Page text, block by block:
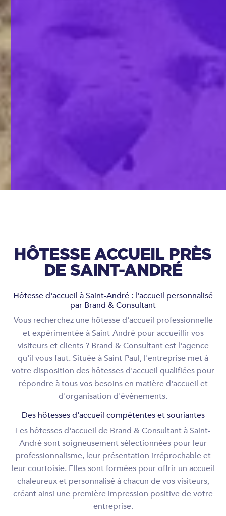
HÔTESSE ACCUEIL PRÈS
DE SAINT-ANDRÉ
Hôtesse d'accueil à Saint-André : l'accueil personnalisé
par Brand & Consultant
Vous recherchez une hôtesse d'accueil professionnelle
et expérimentée à Saint-André pour accueillir vos
visiteurs et clients ? Brand & Consultant est l'agence
qu'il vous faut. Située à Saint-Paul, l'entreprise met à
votre disposition des hôtesses d'accueil qualifiées pour
répondre à tous vos besoins en matière d'accueil et
d'organisation d'événements.
Des hôtesses d'accueil compétentes et souriantes
Les hôtesses d'accueil de Brand & Consultant à Saint-
André sont soigneusement sélectionnées pour leur
professionnalisme, leur présentation irréprochable et
leur courtoisie. Elles sont formées pour offrir un accueil
chaleureux et personnalisé à chacun de vos visiteurs,
créant ainsi une première impression positive de votre
entreprise.